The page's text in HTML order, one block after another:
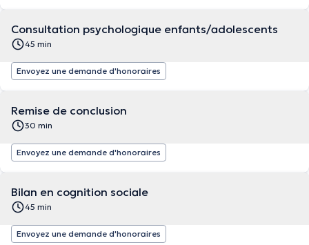
Consultation psychologique enfants/adolescents
45 min
Envoyez une demande d'honoraires
Remise de conclusion
30 min
Envoyez une demande d'honoraires
Bilan en cognition sociale
45 min
Envoyez une demande d'honoraires